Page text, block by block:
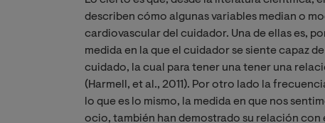
describen cómo algunas variables median o
cardiovascular del cuidador. Una de ellas es,
medida en la que el cuidador se siente capaz
cuidado, la cual para tener una tener una
(Harmell, et al., 2011). Por otro lado la
lo que es lo mismo, la medida en que nos
ocio, también han demostrado su relación